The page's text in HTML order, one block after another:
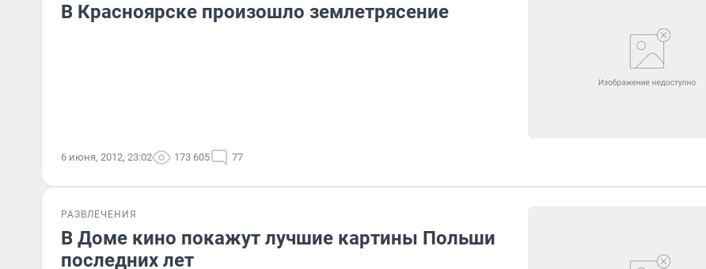
В Красноярске произошло землетрясение
6 июня, 2012, 23:02 173 605 77
РАЗВЛЕЧЕНИЯ
В Доме кино покажут лучшие картины Польши
последних лет